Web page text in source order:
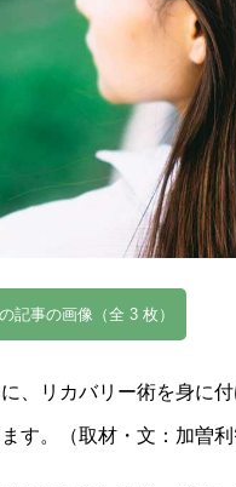
記事の画像（全 3 枚）
、リカバリー術を身に
す。（取材・文：加曽利